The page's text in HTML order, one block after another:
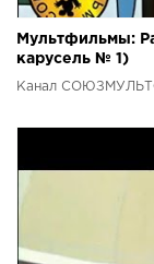
Мультфильмы:
карусель № 1)
Канал